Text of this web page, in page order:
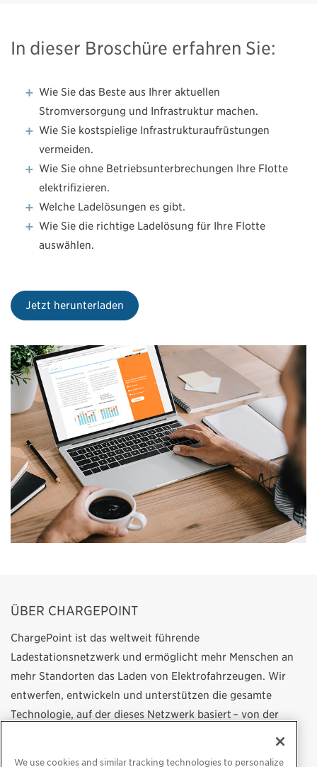
In dieser Broschüre erfahren Sie:
Wie Sie das Beste aus Ihrer aktuellen
Stromversorgung und Infrastruktur machen.
Wie Sie kostspielige Infrastrukturaufrüstungen
vermeiden.
Wie Sie ohne Betriebsunterbrechungen Ihre Flotte
elektrifizieren.
Welche Ladelösungen es gibt.
Wie Sie die richtige Ladelösung für Ihre Flotte
auswählen.
Jetzt herunterladen
ÜBER CHARGEPOINT
ChargePoint ist das weltweit führende
Ladestationsnetzwerk und ermöglicht mehr Menschen an
mehr Standorten das Laden von Elektrofahrzeugen. Wir
entwerfen, entwickeln und unterstützen die gesamte
Technologie, auf der dieses Netzwerk basiert – von der
We use cookies and similar tracking technologies to personalize